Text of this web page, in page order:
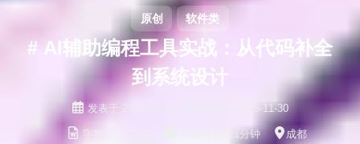
原创 软件类
# AI辅助编程工具实战：从代码补全
到系统设计
发表于 2025-11-30 2025-11-30
字数总计: 11分钟 成都